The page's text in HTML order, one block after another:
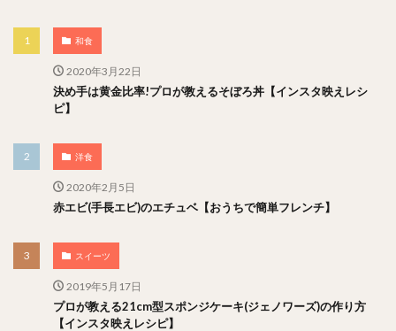
和食
2020年3月22日
決め手は黄金比率!プロが教えるそぼろ丼【インスタ映えレシ
ピ】
洋食
2020年2月5日
赤エビ(手長エビ)のエチュベ【おうちで簡単フレンチ】
スイーツ
2019年5月17日
プロが教える21cm型スポンジケーキ(ジェノワーズ)の作り方
【インスタ映えレシピ】